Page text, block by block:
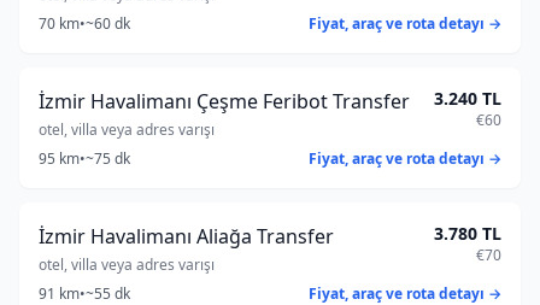
70 km•~60 dk Fiyat, araç ve rota detayı →
İzmir Havalimanı Çeşme Feribot Transfer
otel, villa veya adres varışı
3.240 TL
€60
95 km•~75 dk Fiyat, araç ve rota detayı →
İzmir Havalimanı Aliağa Transfer
otel, villa veya adres varışı
3.780 TL
€70
91 km•~55 dk Fiyat, araç ve rota detayı →